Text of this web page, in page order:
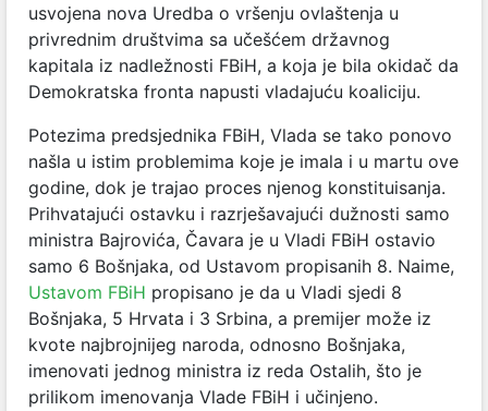
usvojena nova Uredba o vršenju ovlaštenja u
privrednim društvima sa učešćem državnog
kapitala iz nadležnosti FBiH, a koja je bila okidač da
Demokratska fronta napusti vladajuću koaliciju.
Potezima predsjednika FBiH, Vlada se tako ponovo
našla u istim problemima koje je imala i u martu ove
godine, dok je trajao proces njenog konstituisanja.
Prihvatajući ostavku i razrješavajući dužnosti samo
ministra Bajrovića, Čavara je u Vladi FBiH ostavio
samo 6 Bošnjaka, od Ustavom propisanih 8. Naime,
Ustavom FBiH propisano je da u Vladi sjedi 8
Bošnjaka, 5 Hrvata i 3 Srbina, a premijer može iz
kvote najbrojnijeg naroda, odnosno Bošnjaka,
imenovati jednog ministra iz reda Ostalih, što je
prilikom imenovanja Vlade FBiH i učinjeno.